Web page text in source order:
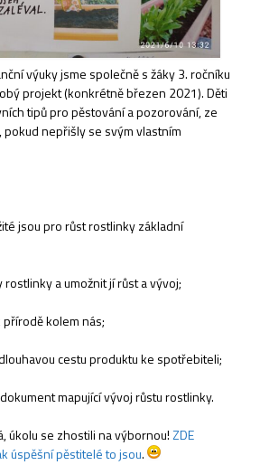
výuky jsme společně s žáky 3. ročníku
projekt (konkrétně březen 2021). Děti
tipů pro pěstování a pozorování, ze
nepřišly se svým vlastním
jsou pro růst rostlinky základní
a umožnit jí růst a vývoj;
kolem nás;
cestu produktu ke spotřebiteli;
mapující vývoj růstu rostlinky.
úkolu se zhostili na výbornou!ZDE
úspěšní pěstitelé to jsou.